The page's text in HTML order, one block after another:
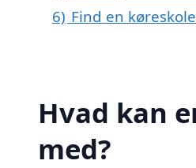
6) Find en
Hvad kan
med?